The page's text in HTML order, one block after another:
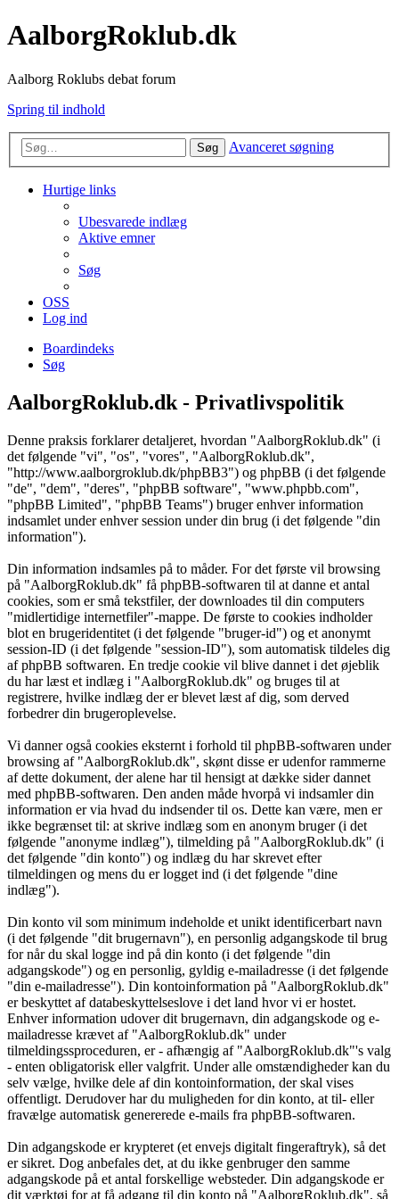
AalborgRoklub.dk
Aalborg Roklubs debat forum
Spring til indhold
Søg Avanceret søgning
Hurtige links
Ubesvarede indlæg
Aktive emner
Søg
OSS
Log ind
Boardindeks
Søg
AalborgRoklub.dk - Privatlivspolitik
Denne praksis forklarer detaljeret, hvordan "AalborgRoklub.dk" (i
det følgende "vi", "os", "vores", "AalborgRoklub.dk",
"http://www.aalborgroklub.dk/phpBB3") og phpBB (i det følgende
"de", "dem", "deres", "phpBB software", "www.phpbb.com",
"phpBB Limited", "phpBB Teams") bruger enhver information
indsamlet under enhver session under din brug (i det følgende "din
information").
Din information indsamles på to måder. For det første vil browsing
på "AalborgRoklub.dk" få phpBB-softwaren til at danne et antal
cookies, som er små tekstfiler, der downloades til din computers
"midlertidige internetfiler"-mappe. De første to cookies indholder
blot en brugeridentitet (i det følgende "bruger-id") og et anonymt
session-ID (i det følgende "session-ID"), som automatisk tildeles dig
af phpBB softwaren. En tredje cookie vil blive dannet i det øjeblik
du har læst et indlæg i "AalborgRoklub.dk" og bruges til at
registrere, hvilke indlæg der er blevet læst af dig, som derved
forbedrer din brugeroplevelse.
Vi danner også cookies eksternt i forhold til phpBB-softwaren under
browsing af "AalborgRoklub.dk", skønt disse er udenfor rammerne
af dette dokument, der alene har til hensigt at dække sider dannet
med phpBB-softwaren. Den anden måde hvorpå vi indsamler din
information er via hvad du indsender til os. Dette kan være, men er
ikke begrænset til: at skrive indlæg som en anonym bruger (i det
følgende "anonyme indlæg"), tilmelding på "AalborgRoklub.dk" (i
det følgende "din konto") og indlæg du har skrevet efter
tilmeldingen og mens du er logget ind (i det følgende "dine
indlæg").
Din konto vil som minimum indeholde et unikt identificerbart navn
(i det følgende "dit brugernavn"), en personlig adgangskode til brug
for når du skal logge ind på din konto (i det følgende "din
adgangskode") og en personlig, gyldig e-mailadresse (i det følgende
"din e-mailadresse"). Din kontoinformation på "AalborgRoklub.dk"
er beskyttet af databeskyttelseslove i det land hvor vi er hostet.
Enhver information udover dit brugernavn, din adgangskode og e-
mailadresse krævet af "AalborgRoklub.dk" under
tilmeldingssproceduren, er - afhængig af "AalborgRoklub.dk"'s valg
- enten obligatorisk eller valgfrit. Under alle omstændigheder kan du
selv vælge, hvilke dele af din kontoinformation, der skal vises
offentligt. Derudover har du muligheden for din konto, at til- eller
fravælge automatisk genererede e-mails fra phpBB-softwaren.
Din adgangskode er krypteret (et envejs digitalt fingeraftryk), så det
er sikret. Dog anbefales det, at du ikke genbruger den samme
adgangskode på et antal forskellige websteder. Din adgangskode er
dit værktøj for at få adgang til din konto på "AalborgRoklub.dk", så